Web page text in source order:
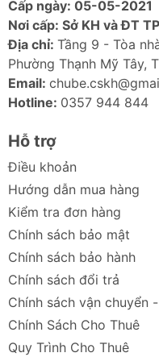
Ảnh sản phẩm
Cấp ngày: 05-05-2021
Nơi cấp: Sở KH và ĐT
Địa chỉ: Tầng 9 - Tòa
Phường Thạnh Mỹ Tây,
Email:
Hotline: 0357 944 844
Hỗ trợ
Điều khoản
Hướng dẫn mua hàng
Kiểm tra đơn hàng
Chính sách bảo mật
Chính sách bảo hành
Chính sách đổi trả
Chính sách vận chuyển
Chính Sách Cho Thuê
Quy Trình Cho Thuê